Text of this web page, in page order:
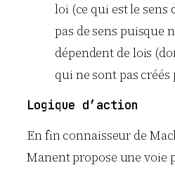
loi (ce qui est le sens
pas de sens puisque
dépendent de lois
qui ne sont pas créés
Logique d’action
En fin connaisseur de
Manent propose une voie